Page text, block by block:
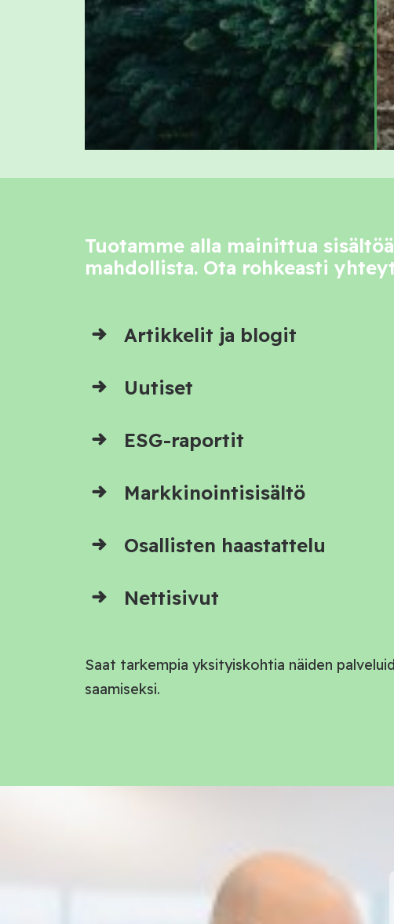
Tuotamme alla mainittua
mahdollista. Ota rohkeasti
Artikkelit ja blogit
Uutiset
ESG-raportit
Markkinointisisältö
Osallisten haastattelu
Nettisivut
Saat tarkempia yksityiskohtia näiden
saamiseksi.